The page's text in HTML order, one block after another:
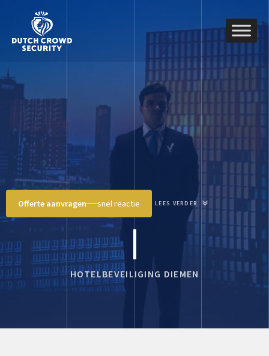
Offerte aanvragen snel reactie LEES VERDER
HOTELBEVEILIGING DIEMEN